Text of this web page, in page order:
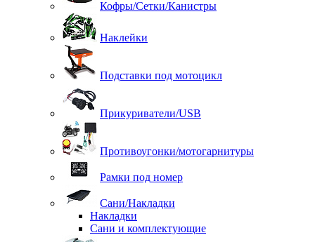
Кофры/Сетки/Канистры
Наклейки
Подставки под мотоцикл
Прикуриватели/USB
Противоугонки/мотогарнитуры
Рамки под номер
Сани/Накладки
Накладки
Сани и комплектующие